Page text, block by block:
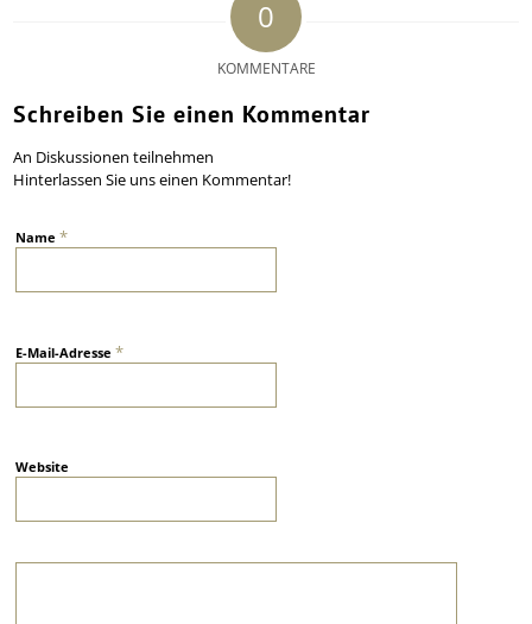
0
KOMMENTARE
Schreiben Sie einen Kommentar
An Diskussionen teilnehmen
Hinterlassen Sie uns einen Kommentar!
Name*
E-Mail-Adresse*
Website